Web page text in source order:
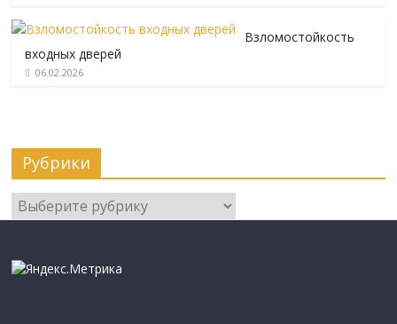
Взломостойкость
входных дверей
06.02.2026
Рубрики
Рубрики